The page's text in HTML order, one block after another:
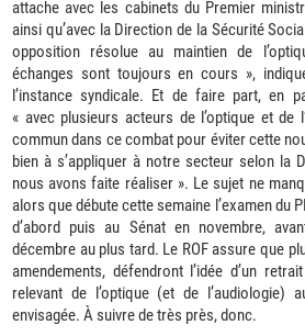
attache avec les cabinets du Premier
ainsi qu’avec la Direction de la Sécurité
opposition résolue au maintien de
échanges sont toujours en cours »,
l’instance syndicale. Et de faire part, en
« avec plusieurs acteurs de l’optique et de
commun dans ce combat pour éviter cette
bien à s’appliquer à notre secteur selon la
nous avons faite réaliser ». Le sujet ne
alors que débute cette semaine l’examen du
d’abord puis au Sénat en novembre,
décembre au plus tard. Le ROF assure que
amendements, défendront l’idée d’un
relevant de l’optique (et de l’audiologie)
envisagée. À suivre de très près, donc.